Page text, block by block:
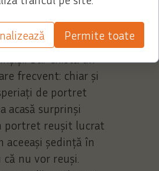
sunt la fel de
Dar există un
frecvent: chiar și
de portret
acasă surprinși
portret reușit lucrat
aceeași ședință în
nu vor reuși.
Permite toate